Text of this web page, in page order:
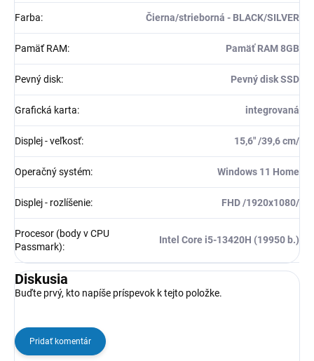
Farba: Čierna/strieborná - BLACK/SILVER
Pamäť RAM: Pamäť RAM 8GB
Pevný disk: Pevný disk SSD
Grafická karta: integrovaná
Displej - veľkosť: 15,6" /39,6 cm/
Operačný systém: Windows 11 Home
Displej - rozlíšenie: FHD /1920x1080/
Procesor (body v CPU
Passmark):
Intel Core i5-13420H (19950 b.)
Diskusia
Buďte prvý, kto napíše príspevok k tejto položke.
Pridať komentár